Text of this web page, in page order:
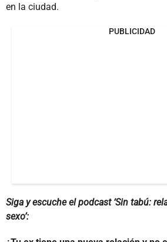
en la ciudad.
PUBLICIDAD
Siga y escuche el podcast ‘Sin tabú:
sexo’: